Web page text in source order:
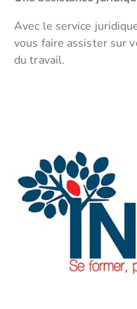
Avec le service
vous faire assister sur
du travail.